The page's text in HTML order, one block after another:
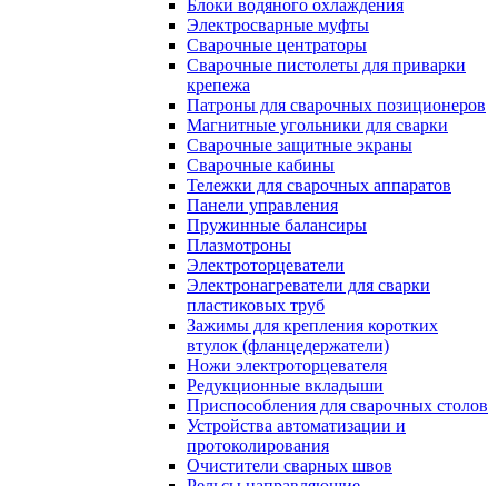
Блоки водяного охлаждения
Электросварные муфты
Сварочные центраторы
Сварочные пистолеты для приварки
крепежа
Патроны для сварочных позиционеров
Магнитные угольники для сварки
Сварочные защитные экраны
Сварочные кабины
Тележки для сварочных аппаратов
Панели управления
Пружинные балансиры
Плазмотроны
Электроторцеватели
Электронагреватели для сварки
пластиковых труб
Зажимы для крепления коротких
втулок (фланцедержатели)
Ножи электроторцевателя
Редукционные вкладыши
Приспособления для сварочных столов
Устройства автоматизации и
протоколирования
Очистители сварных швов